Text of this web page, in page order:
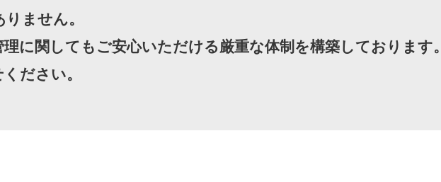
ません。
に関してもご安心いただける厳重な体制を構築しております。
ださい。